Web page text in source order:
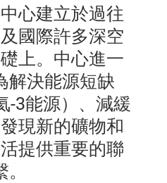
心建立於過往
國際許多深空
上。中心進一
解決能源短缺
-3能源）、減緩
現新的礦物和
提供重要的聯